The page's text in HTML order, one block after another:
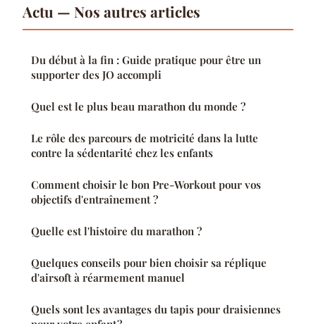
Actu — Nos autres articles
Du début à la fin : Guide pratique pour être un
supporter des JO accompli
Quel est le plus beau marathon du monde ?
Le rôle des parcours de motricité dans la lutte
contre la sédentarité chez les enfants
Comment choisir le bon Pre-Workout pour vos
objectifs d'entraînement ?
Quelle est l'histoire du marathon ?
Quelques conseils pour bien choisir sa réplique
d'airsoft à réarmement manuel
Quels sont les avantages du tapis pour draisiennes